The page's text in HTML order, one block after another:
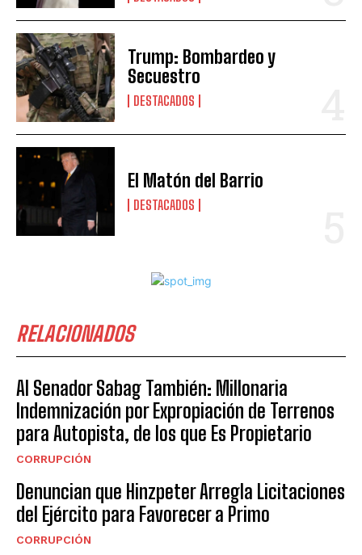
Trump: Bombardeo y
Secuestro
DESTACADOS
El Matón del Barrio
DESTACADOS
RELACIONADOS
Al Senador Sabag También: Millonaria
Indemnización por Expropiación de Terrenos
para Autopista, de los que Es Propietario
CORRUPCIÓN
Denuncian que Hinzpeter Arregla Licitaciones
del Ejército para Favorecer a Primo
CORRUPCIÓN